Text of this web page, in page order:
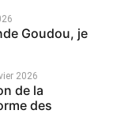
Goudou, je
2026
de la
des